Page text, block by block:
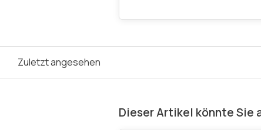
Zuletzt angesehen
Dieser Artikel könnte Sie